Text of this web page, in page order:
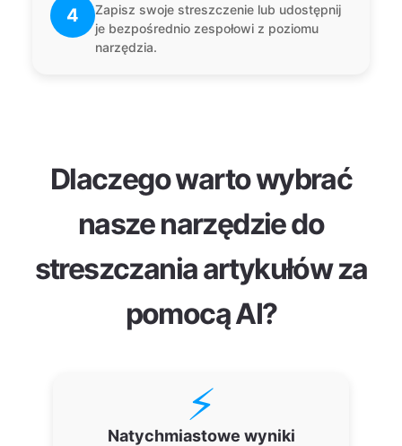
4
Zapisz swoje streszczenie lub udostępnij
je bezpośrednio zespołowi z poziomu
narzędzia.
Dlaczego warto wybrać
nasze narzędzie do
streszczania artykułów za
pomocą AI?
⚡
Natychmiastowe wyniki